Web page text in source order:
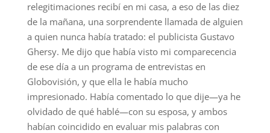
relegitimaciones recibí en mi casa, a eso de las diez
de la mañana, una sorprendente llamada de alguien
a quien nunca había tratado: el publicista Gustavo
Ghersy. Me dijo que había visto mi comparecencia
de ese día a un programa de entrevistas en
Globovisión, y que ella le había mucho
impresionado. Había comentado lo que dije—ya he
olvidado de qué hablé—con su esposa, y ambos
habían coincidido en evaluar mis palabras con